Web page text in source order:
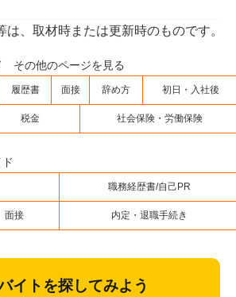
、取材時または更新時のものです。
その他のページを見る
履歴書 面接 辞め方 初日・入社後
税金 社会保険・労働保険
職務経歴書/自己PR
面接 内定・退職手続き
イトを探してみよう